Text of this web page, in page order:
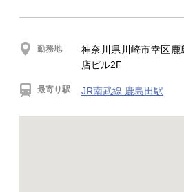
勤務地
神奈川県川崎市幸区
店ビル2F
最寄り駅 JR南武線 鹿島田駅